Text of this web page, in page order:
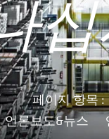
페이지 항목 :
언론보도&뉴스